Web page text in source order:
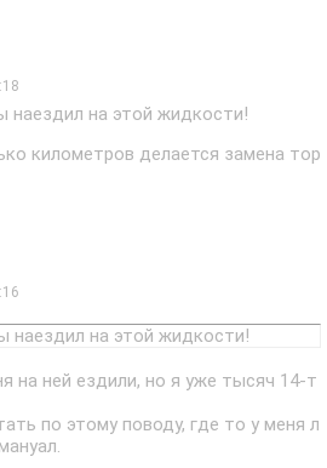
наездил на этой жидкости!
километров делается замена тор
наездил на этой жидкости!
на ней ездили, но я уже тысяч 14-т
по этому поводу, где то у меня л